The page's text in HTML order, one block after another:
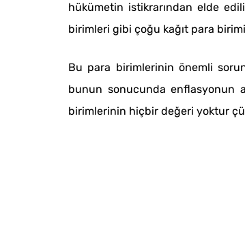
hükümetin istikrarından elde
birimleri gibi çoğu kağıt para
Bu para birimlerinin önemli
bunun sonucunda enflasyonun
birimlerinin hiçbir değeri yoktur